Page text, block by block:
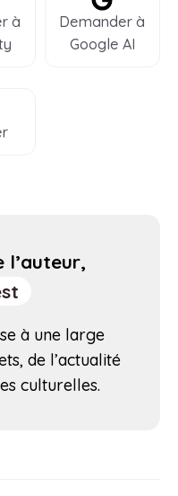
à
Demander à
Google AI
l’auteur,
à une large
de l’actualité
culturelles.